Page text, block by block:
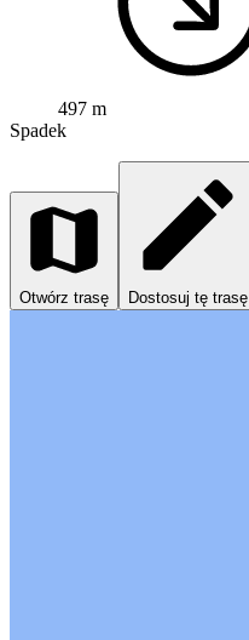
497 m
Spadek
Otwórz trasę Dostosuj tę trasę